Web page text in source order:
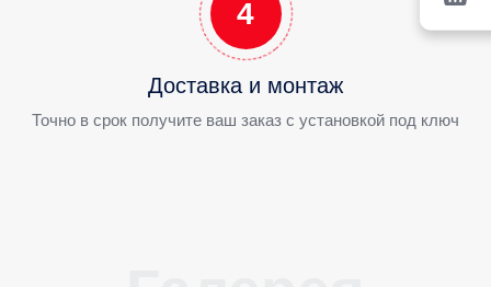
4
Доставка и монтаж
Точно в срок получите ваш заказ с установкой под ключ